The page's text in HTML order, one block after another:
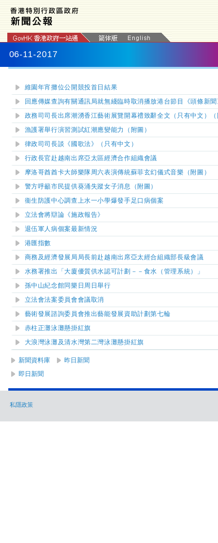
06-11-2017
維園年宵攤位公開競投首日結果
回應傳媒查詢有關通訊局就無綫臨時取消播放港台節目《頭條新
政務司司長出席潮湧香江藝術展覽開幕禮致辭全文（只有中文）
漁護署舉行演習測試紅潮應變能力（附圖）
律政司司長談《國歌法》（只有中文）
行政長官赴越南出席亞太區經濟合作組織會議
摩洛哥酋酋卡大師樂隊周六表演傳統蘇菲玄幻儀式音樂（附圖）
警方呼籲市民提供葵涌失蹤女子消息（附圖）
衞生防護中心調查上水一小學爆發手足口病個案
立法會將辯論《施政報告》
退伍軍人病個案最新情況
港匯指數
商務及經濟發展局局長前赴越南出席亞太經合組織部長級會議
水務署推出「大廈優質供水認可計劃－－食水（管理系統）」
孫中山紀念館同樂日周日舉行
立法會法案委員會會議取消
藝術發展諮詢委員會推出藝能發展資助計劃第七輪
赤柱正灘泳灘懸掛紅旗
大浪灣泳灘及清水灣第二灣泳灘懸掛紅旗
新聞資料庫
昨日新聞
即日新聞
私隱政策